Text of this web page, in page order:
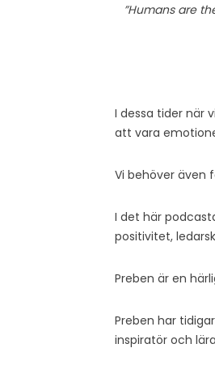
”Humans are
I dessa tider när
att vara
Vi behöver även
I det här
positivitet,
Preben är en
Preben har
inspiratör och